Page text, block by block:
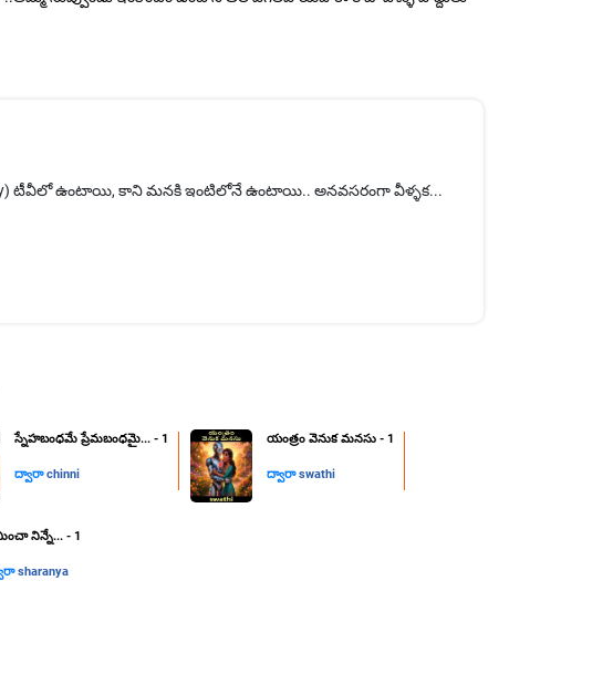
టీవీలో ఉంటాయి, కాని మనకి ఇంటిలోనే ఉంటాయి.. అనవసరంగా వీళ్ళక...
స్నేహబంధమే ప్రేమబంధమై... - 1
ద్వారాchinni
యంత్రం వెనుక మనసు - 1
ద్వారాswathi
నిన్నే... - 1
sharanya